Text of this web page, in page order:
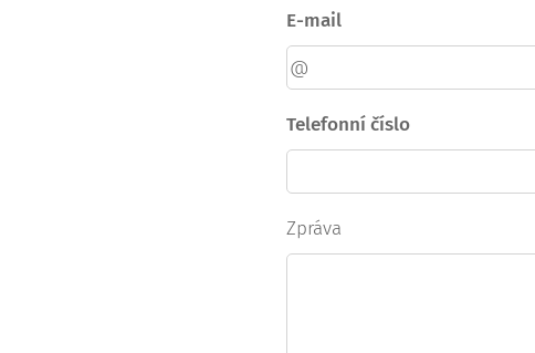
E-mail
Telefonní číslo
Zpráva